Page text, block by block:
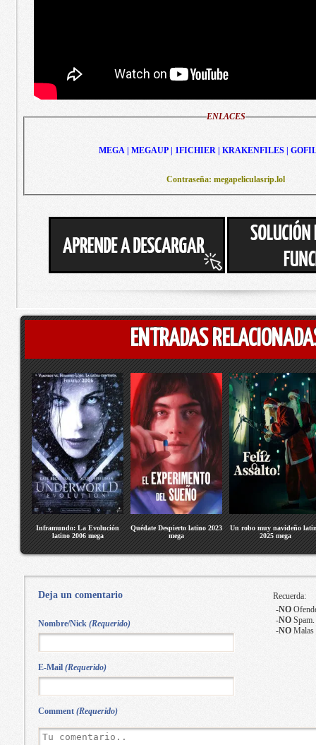
ENLACES
MEGA | MEGAUP | 1FICHIER | KRAKENFILES |
Contraseña: megapeliculasrip.lol
ENTRADAS
Inframundo: La Evolución
latino 2006 mega
Quédate Despierto latino 2023
mega
Un robo muy navideño
2025 mega
Deja un comentario
Comment (Requerido)
Recuerda:
-NO
-NOSpam.
-NOMalas
Nombre/Nick (Requerido)
E-Mail (Requerido)